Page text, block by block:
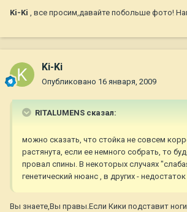
Ki-Ki , все просим,давайте побольше фото!
Ki-Ki
Опубликовано 16 января, 2009
RITALUMENS сказал:
можно сказать, что стойка не совсем
растянута, если ее немного собрать, то
провал спины. В некоторых случаях
генетический нюанс , в других - недостаток
Вы знаете,Вы правы.Если Кики подставит